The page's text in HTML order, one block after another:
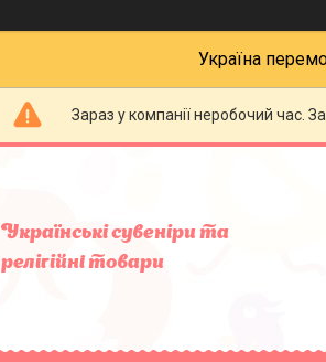
Україна
Зараз у компанії неробочий час.
Українські сувеніри та
релігійнi товари